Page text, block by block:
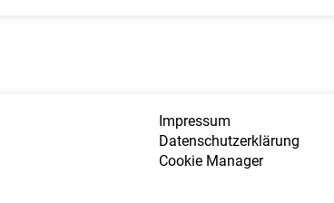
Impressum
Datenschutzerklärung
Cookie Manager